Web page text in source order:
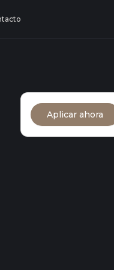
Aplicar ahora